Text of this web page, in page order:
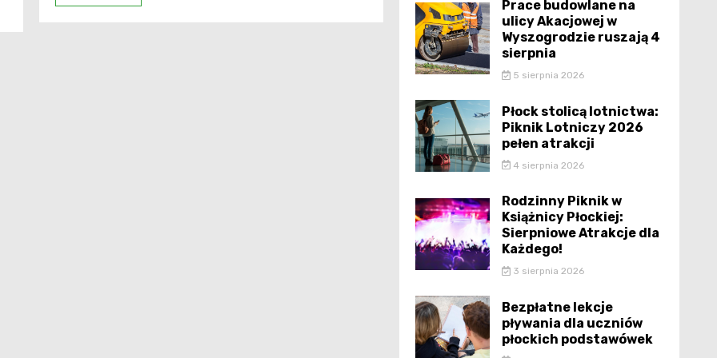
Prace budowlane na
ulicy Akacjowej w
Wyszogrodzie ruszają 4
sierpnia
5 sierpnia 2026
Płock stolicą lotnictwa:
Piknik Lotniczy 2026
pełen atrakcji
4 sierpnia 2026
Rodzinny Piknik w
Książnicy Płockiej:
Sierpniowe Atrakcje dla
Każdego!
3 sierpnia 2026
Bezpłatne lekcje
pływania dla uczniów
płockich podstawówek